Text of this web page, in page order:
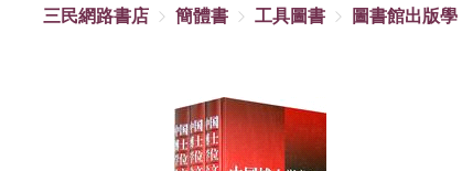
三民網路書店
簡體書 工具圖書 圖書館出版學